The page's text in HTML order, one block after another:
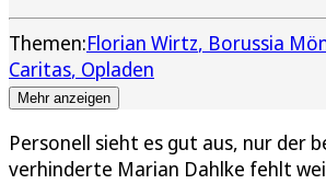
Themen:Florian Wirtz Borussia
Caritas Opladen
Mehr anzeigen
Personell sieht es gut aus, nur der
verhinderte Marian Dahlke fehlt